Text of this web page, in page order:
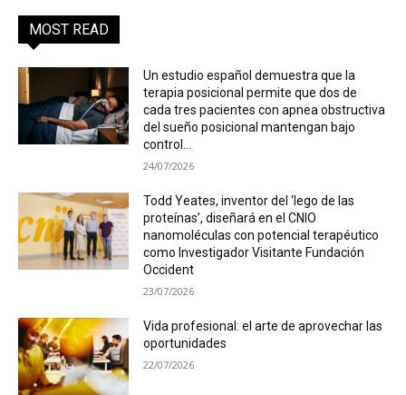
MOST READ
Un estudio español demuestra que la
terapia posicional permite que dos de
cada tres pacientes con apnea obstructiva
del sueño posicional mantengan bajo
control...
24/07/2026
Todd Yeates, inventor del ‘lego de las
proteínas’, diseñará en el CNIO
nanomoléculas con potencial terapéutico
como Investigador Visitante Fundación
Occident
23/07/2026
Vida profesional: el arte de aprovechar las
oportunidades
22/07/2026